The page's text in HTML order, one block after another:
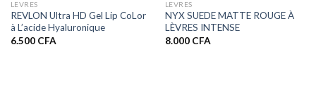
LEVRES
REVLON Ultra HD Gel Lip CoLor
à L’acide Hyaluronique
6.500 CFA
LEVRES
NYX SUEDE MATTE ROUGE À
LÈVRES INTENSE
8.000 CFA